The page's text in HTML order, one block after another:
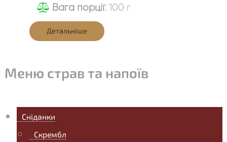
Вага порції: 100 г
Детальніше
Меню страв та напоїв
Сніданки
Скрембл